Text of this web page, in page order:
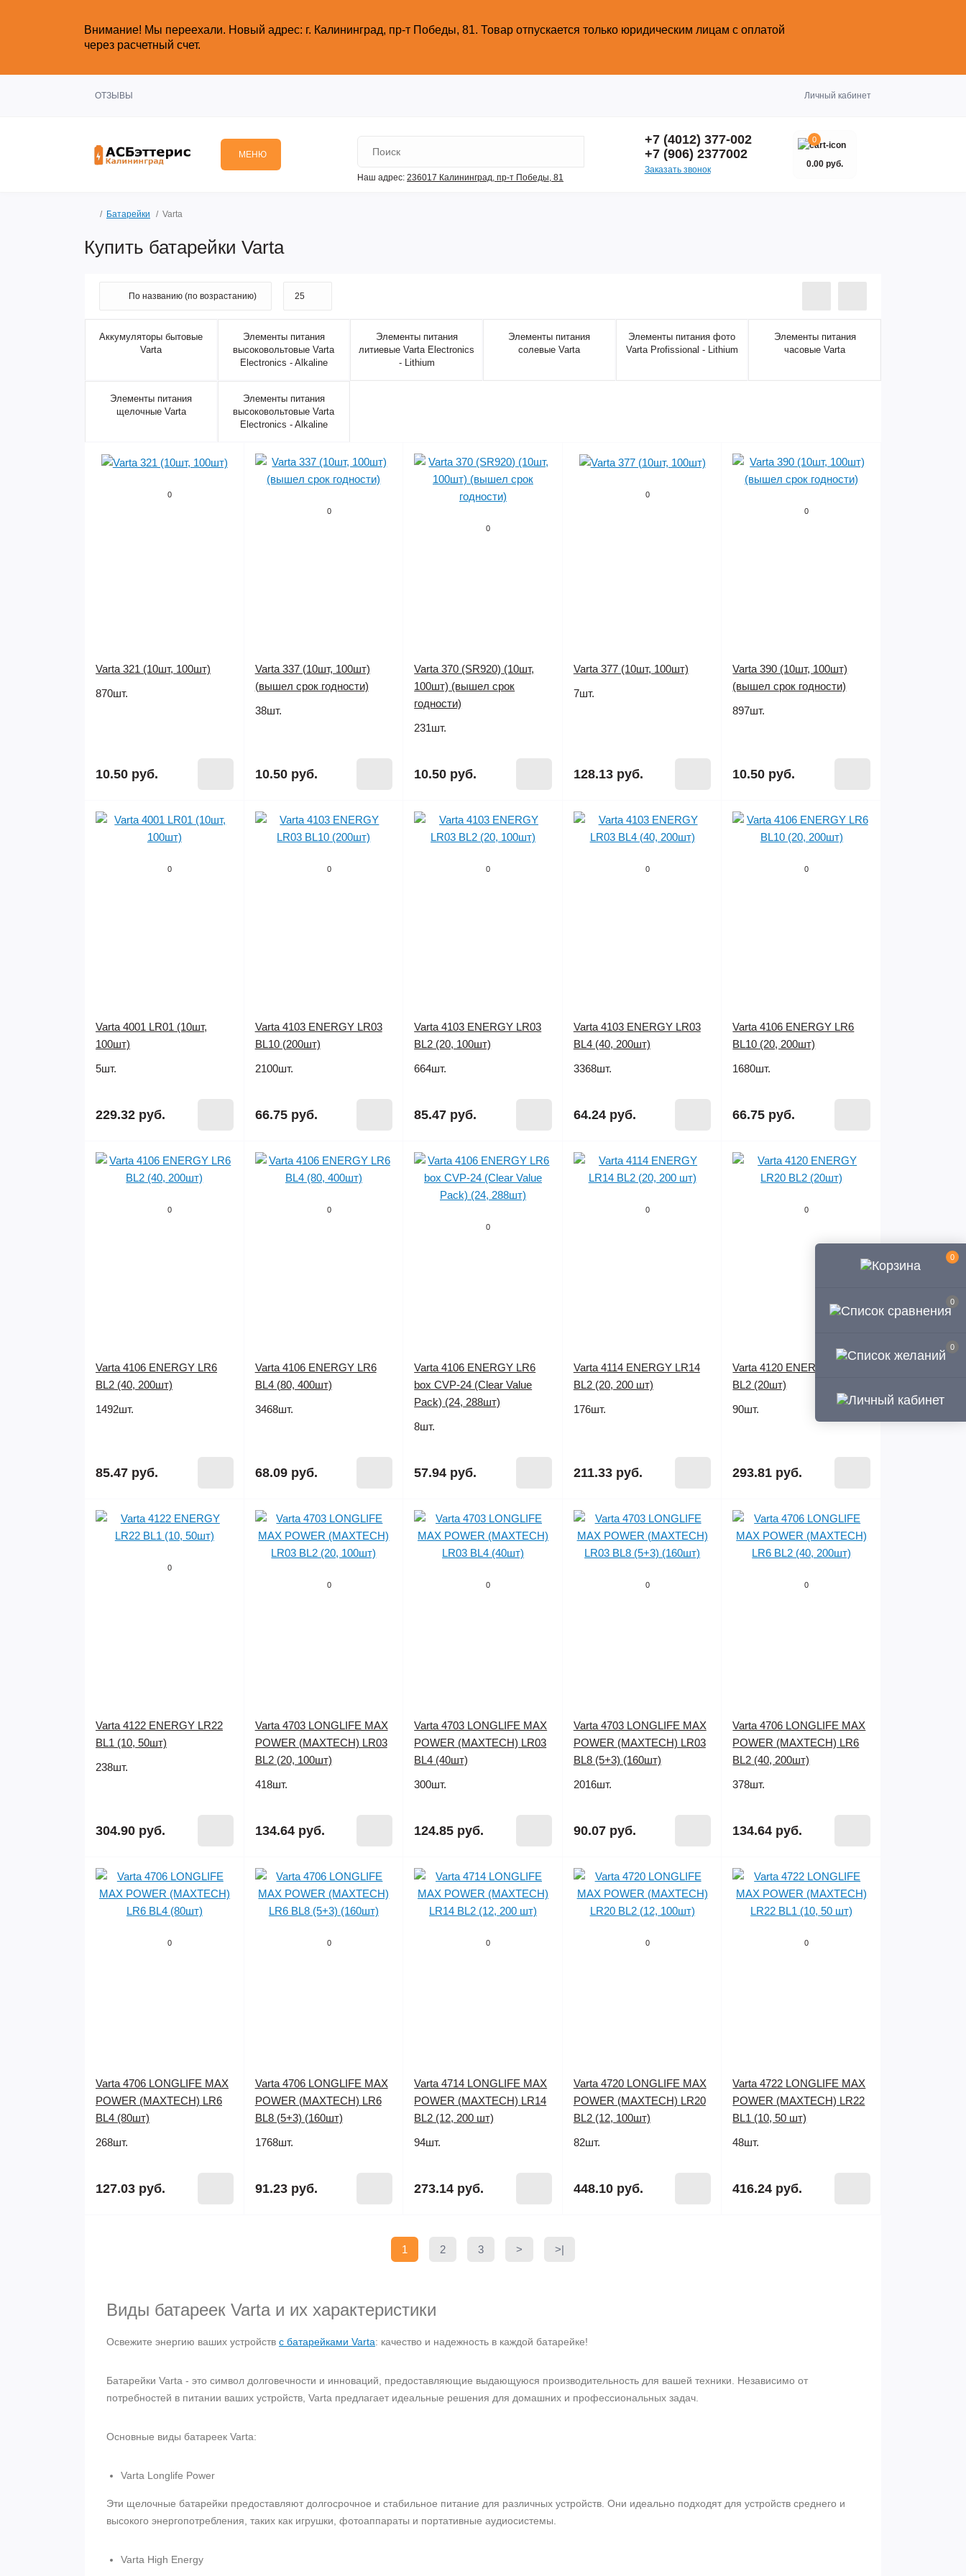
0
0
0
Внимание! Мы переехали. Новый адрес: г. Калининград, пр-т Победы, 81. Товар отпускается только юридическим лицам с оплатой
через расчетный счет.
ОТЗЫВЫ Личный кабинет
МЕНЮ
Наш адрес: 236017 Калининград,​ пр-т Победы, 81
+7 (4012) 377-002
+7 (906) 2377002
Заказать звонок
0
0.00 руб.
Батарейки Varta
Купить батарейки Varta
Аккумуляторы бытовые
Varta
Элементы питания
высоковольтовые Varta
Electronics - Alkaline
Элементы питания
литиевые Varta Electronics
- Lithium
Элементы питания
солевые Varta
Элементы питания фото
Varta Profissional - Lithium
Элементы питания
часовые Varta
Элементы питания
щелочные Varta
Элементы питания
высоковольтовые Varta
Electronics - Alkaline
0
Varta 321 (10шт, 100шт)
870шт.
10.50 руб.
0
Varta 337 (10шт, 100шт)
(вышел срок годности)
38шт.
10.50 руб.
0
Varta 370 (SR920) (10шт,
100шт) (вышел срок
годности)
231шт.
10.50 руб.
0
Varta 377 (10шт, 100шт)
7шт.
128.13 руб.
0
Varta 390 (10шт, 100шт)
(вышел срок годности)
897шт.
10.50 руб.
0
Varta 4001 LR01 (10шт,
100шт)
5шт.
229.32 руб.
0
Varta 4103 ENERGY LR03
BL10 (200шт)
2100шт.
66.75 руб.
0
Varta 4103 ENERGY LR03
BL2 (20, 100шт)
664шт.
85.47 руб.
0
Varta 4103 ENERGY LR03
BL4 (40, 200шт)
3368шт.
64.24 руб.
0
Varta 4106 ENERGY LR6
BL10 (20, 200шт)
1680шт.
66.75 руб.
0
Varta 4106 ENERGY LR6
BL2 (40, 200шт)
1492шт.
85.47 руб.
0
Varta 4106 ENERGY LR6
BL4 (80, 400шт)
3468шт.
68.09 руб.
0
Varta 4106 ENERGY LR6
box CVP-24 (Clear Value
Pack) (24, 288шт)
8шт.
57.94 руб.
0
Varta 4114 ENERGY LR14
BL2 (20, 200 шт)
176шт.
211.33 руб.
0
Varta 4120 ENERGY LR20
BL2 (20шт)
90шт.
293.81 руб.
0
Varta 4122 ENERGY LR22
BL1 (10, 50шт)
238шт.
304.90 руб.
0
Varta 4703 LONGLIFE MAX
POWER (MAXTECH) LR03
BL2 (20, 100шт)
418шт.
134.64 руб.
0
Varta 4703 LONGLIFE MAX
POWER (MAXTECH) LR03
BL4 (40шт)
300шт.
124.85 руб.
0
Varta 4703 LONGLIFE MAX
POWER (MAXTECH) LR03
BL8 (5+3) (160шт)
2016шт.
90.07 руб.
0
Varta 4706 LONGLIFE MAX
POWER (MAXTECH) LR6
BL2 (40, 200шт)
378шт.
134.64 руб.
0
Varta 4706 LONGLIFE MAX
POWER (MAXTECH) LR6
BL4 (80шт)
268шт.
127.03 руб.
0
Varta 4706 LONGLIFE MAX
POWER (MAXTECH) LR6
BL8 (5+3) (160шт)
1768шт.
91.23 руб.
0
Varta 4714 LONGLIFE MAX
POWER (MAXTECH) LR14
BL2 (12, 200 шт)
94шт.
273.14 руб.
0
Varta 4720 LONGLIFE MAX
POWER (MAXTECH) LR20
BL2 (12, 100шт)
82шт.
448.10 руб.
0
Varta 4722 LONGLIFE MAX
POWER (MAXTECH) LR22
BL1 (10, 50 шт)
48шт.
416.24 руб.
1 2 3 > >|
Виды батареек Varta и их характеристики
Освежите энергию ваших устройств с батарейками Varta: качество и надежность в каждой батарейке!
Батарейки Varta - это символ долговечности и инноваций, предоставляющие выдающуюся производительность для вашей техники. Независимо от
потребностей в питании ваших устройств, Varta предлагает идеальные решения для домашних и профессиональных задач.
Основные виды батареек Varta:
Varta Longlife Power
Эти щелочные батарейки предоставляют долгосрочное и стабильное питание для различных устройств. Они идеально подходят для устройств среднего и
высокого энергопотребления, таких как игрушки, фотоаппараты и портативные аудиосистемы.
Varta High Energy